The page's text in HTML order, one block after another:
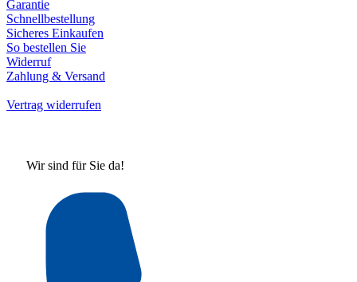
Garantie
Schnellbestellung
Sicheres Einkaufen
So bestellen Sie
Widerruf
Zahlung & Versand
Vertrag widerrufen
Wir sind für Sie da!